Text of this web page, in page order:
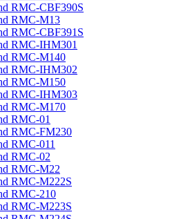
RMC-CBF390S
RMC-M13
RMC-CBF391S
RMC-IHM301
RMC-M140
RMC-IHM302
RMC-M150
RMC-IHM303
RMC-M170
RMC-01
RMC-FM230
RMC-011
RMC-02
RMC-M22
RMC-M222S
RMC-210
RMC-M223S